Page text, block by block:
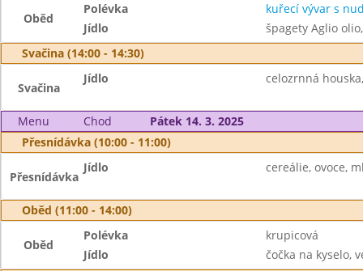
Oběd
Polévka
kuřecí vývar s
Jídlo
špagety Aglio
Svačina (14:00 - 14:30)
Svačina
Jídlo celozrnná
Menu Chod
Pátek 14. 3. 2025
Přesnídávka (10:00 - 11:00)
Přesnídávka
Jídlo cereálie, ovoce,
Oběd (11:00 - 14:00)
Oběd
Polévka
krupicová
Jídlo
čočka na kyselo,